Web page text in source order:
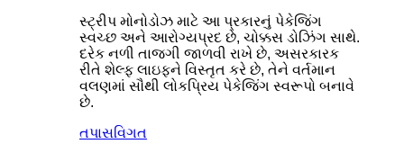
સ્ટ્રીપ મોનોડોઝ માટે આ પ્રકારનું પેકેજિંગ
સ્વચ્છ અને આરોગ્યપ્રદ છે, ચોક્કસ ડોઝિંગ સાથે.
દરેક નળી તાજગી જાળવી રાખે છે, અસરકારક
રીતે શેલ્ફ લાઇફને વિસ્તૃત કરે છે, તેને વર્તમાન
વલણમાં સૌથી લોકપ્રિય પેકેજિંગ સ્વરૂપો બનાવે
છે.
તપાસવિગત